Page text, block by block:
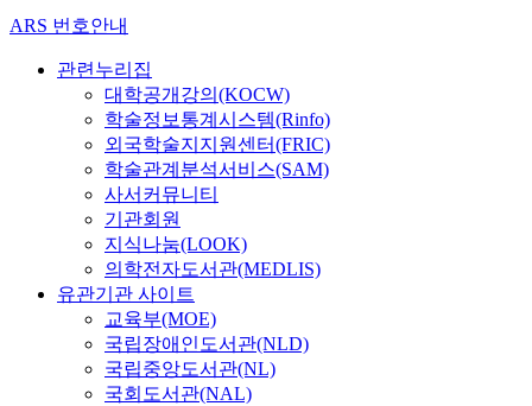
ARS 번호안내
관련누리집
대학공개강의(KOCW)
학술정보통계시스템(Rinfo)
외국학술지지원센터(FRIC)
학술관계분석서비스(SAM)
사서커뮤니티
기관회원
지식나눔(LOOK)
의학전자도서관(MEDLIS)
유관기관 사이트
교육부(MOE)
국립장애인도서관(NLD)
국립중앙도서관(NL)
국회도서관(NAL)